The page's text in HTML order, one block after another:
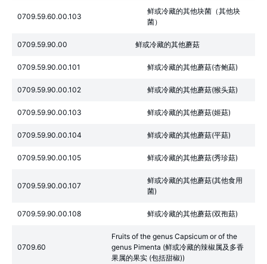
0709.59.60.00.103
鲜或冷藏的其他块菌（其他块
菌）
0709.59.90.00 鲜或冷藏的其他蘑菇
0709.59.90.00.101 鲜或冷藏的其他蘑菇(杏鲍菇)
0709.59.90.00.102 鲜或冷藏的其他蘑菇(猴头菇)
0709.59.90.00.103 鲜或冷藏的其他蘑菇(姬菇)
0709.59.90.00.104 鲜或冷藏的其他蘑菇(平菇)
0709.59.90.00.105 鲜或冷藏的其他蘑菇(秀珍菇)
0709.59.90.00.107
鲜或冷藏的其他蘑菇(其他食用
菌)
0709.59.90.00.108 鲜或冷藏的其他蘑菇(双孢菇)
0709.60
Fruits of the genus Capsicum or of the
genus Pimenta (鲜或冷藏的辣椒属及多香
果属的果实 (包括甜椒))